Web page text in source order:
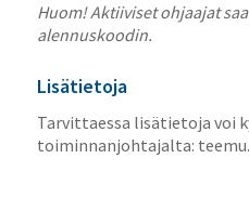
Huom! Aktiiviset ohjaajat
alennuskoodin.
Lisätietoja
Tarvittaessa lisätietoja voi
toiminnanjohtajalta: